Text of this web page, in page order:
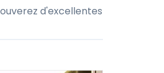
d'excellentes